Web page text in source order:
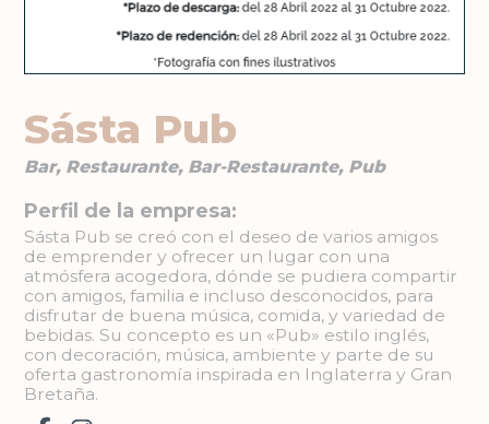
Sásta Pub
Bar, Restaurante, Bar-Restaurante, Pub
Perfil de la empresa:
Sásta Pub se creó con el deseo de varios amigos
de emprender y ofrecer un lugar con una
atmósfera acogedora, dónde se pudiera compartir
con amigos, familia e incluso desconocidos, para
disfrutar de buena música, comida, y variedad de
bebidas. Su concepto es un «Pub» estilo inglés,
con decoración, música, ambiente y parte de su
oferta gastronomía inspirada en Inglaterra y Gran
Bretaña.